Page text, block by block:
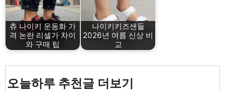
츄 나이키 운동화 가
격 논란 리셀가 차이
와 구매 팁
나이키키즈샌들
2026년 여름 신상 비
교
오늘하루 추천글 더보기